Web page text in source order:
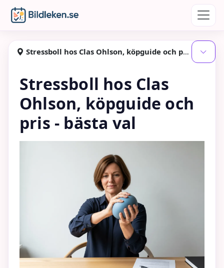
Hoppa till huvudinnehåll
Bildleken
Stressboll hos Clas Ohlson, köpguide och pris - bästa val
Stressboll hos Clas
Ohlson, köpguide och
pris - bästa val